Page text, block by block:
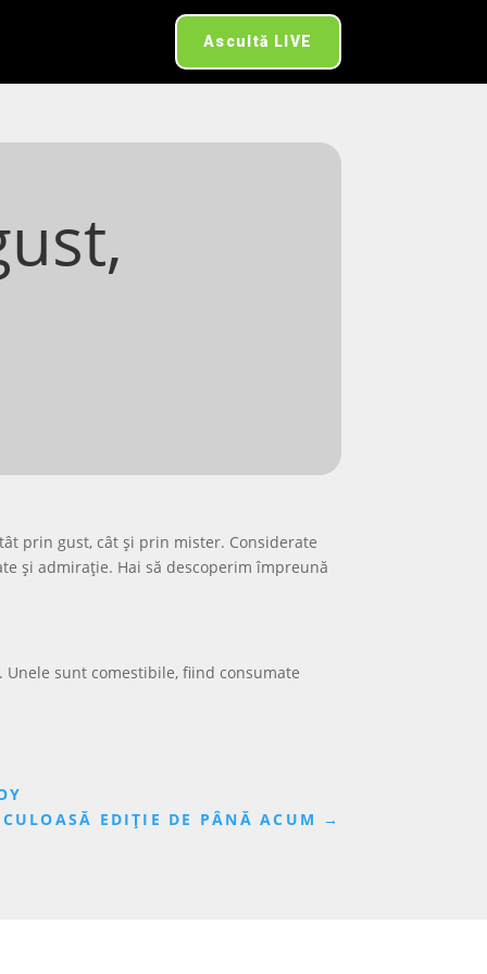
Ascultă LIVE
prin gust, cât și prin mister. Considerate
și admirație. Hai să descoperim împreună
sunt comestibile, fiind consumate
EDIȚIE DE PÂNĂ ACUM →